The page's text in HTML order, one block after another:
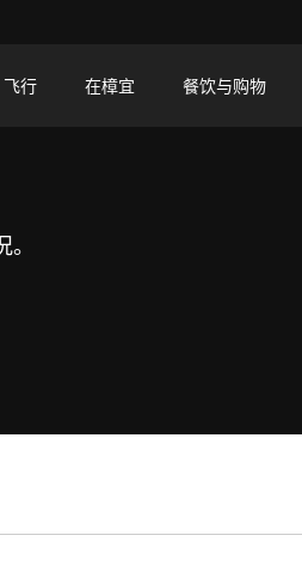
飞行 在樟宜 餐饮与购物